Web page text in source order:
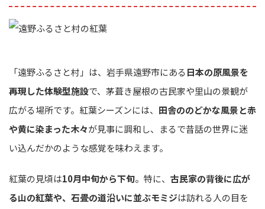
「遠野ふるさと村」は、岩手県遠野市にある 日本の原風景を
再現した体験型施設で、茅葺き屋根の古民家や里山の景観が
広がる場所です。紅葉シーズンには、 田舎ののどかな風景と赤
や黄に染まった木々が見事に調和し、まるで昔話の世界に迷
い込んだかのような感覚を味わえます。
紅葉の見頃は10月中旬から下旬。特に、 古民家の背後に広が
る山の紅葉や、石畳の道沿いに並ぶモミジは訪れる人の目を